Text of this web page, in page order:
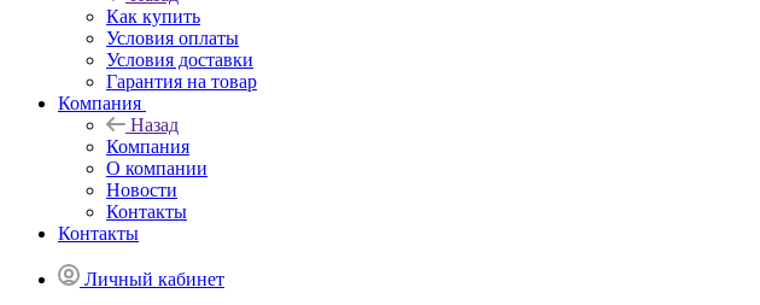
Как купить
Условия оплаты
Условия доставки
Гарантия на товар
Компания
Назад
Компания
О компании
Новости
Контакты
Контакты
Личный кабинет